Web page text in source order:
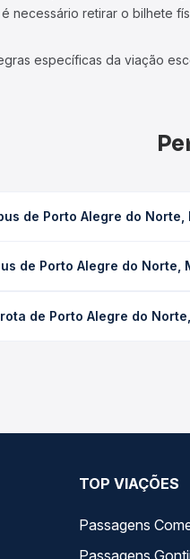
necessário retirar o bilhete
específicas da viação
de Porto Alegre do Norte,
Na Quero Passagem
de Porto Alegre do Norte,
Quero Passagem você
de Porto Alegre do
TOP VIAÇÕES
Passagens
Passagens